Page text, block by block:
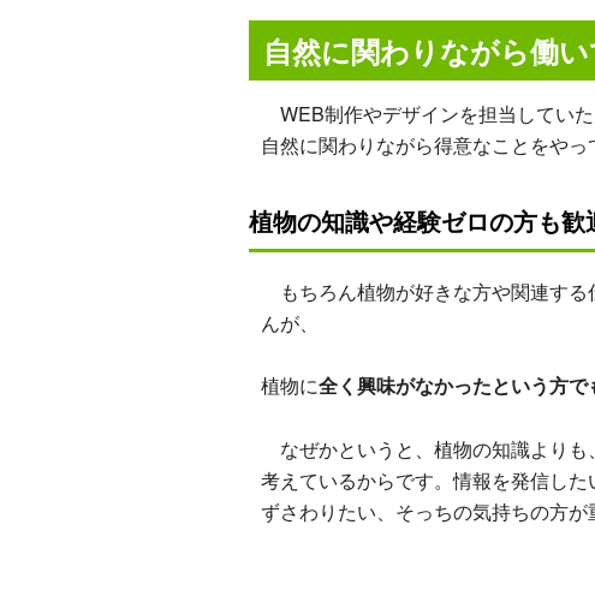
自然に関わりながら働
WEB制作やデザインを担当してい
自然に関わりながら得意なことをや
植物の知識や経験ゼロの方も歓
もちろん植物が好きな方や関連す
んが、
植物に全く興味がなかったという方で
なぜかというと、植物の知識より
考えているからです。情報を発信し
ずさわりたい、そっちの気持ちの方